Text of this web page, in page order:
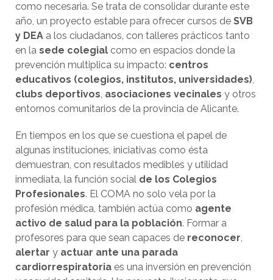
como necesaria. Se trata de consolidar durante este
año, un proyecto estable para ofrecer cursos de SVB
y DEA a los ciudadanos, con talleres prácticos tanto
en la sede colegial como en espacios donde la
prevención multiplica su impacto: centros
educativos (colegios, institutos, universidades),
clubs deportivos, asociaciones vecinales y otros
entornos comunitarios de la provincia de Alicante.
En tiempos en los que se cuestiona el papel de
algunas instituciones, iniciativas como ésta
demuestran, con resultados medibles y utilidad
inmediata, la función social de los Colegios
Profesionales. El COMA no solo vela por la
profesión médica, también actúa como agente
activo de salud para la población. Formar a
profesores para que sean capaces de reconocer,
alertar y actuar ante una parada
cardiorrespiratoria es una inversión en prevención